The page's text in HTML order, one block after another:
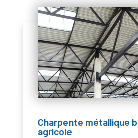
Charpente métallique
agricole